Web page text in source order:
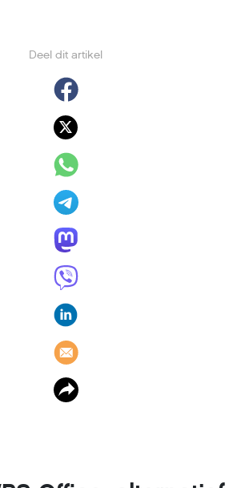
Deel dit artikel